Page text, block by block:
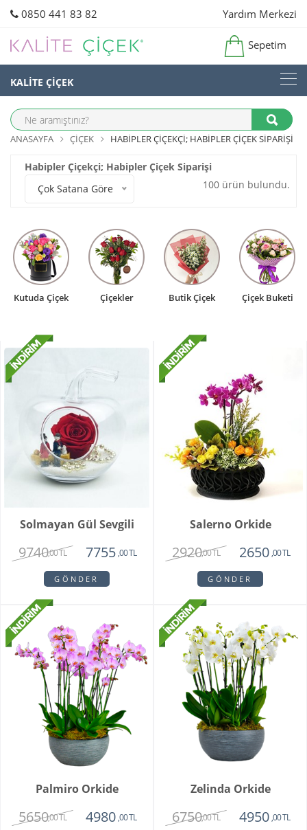
0850 441 83 82 Yardım Merkezi
Sepetim
KALİTE ÇİÇEK
ANASAYFA ÇIÇEK HABIPLER ÇIÇEKÇI; HABIPLER ÇIÇEK SIPARIŞI
Habipler Çiçekçi; Habipler Çiçek Siparişi
Çok Satana Göre
100 ürün bulundu.
Kutuda Çiçek Çiçekler Butik Çiçek Çiçek Buketi
Solmayan Gül Sevgili
9740,00 TL 7755 ,00 TL
GÖNDER
Salerno Orkide
2920,00 TL 2650 ,00 TL
GÖNDER
Palmiro Orkide
5650,00 TL 4980 ,00 TL
Zelinda Orkide
6750,00 TL 4950 ,00 TL